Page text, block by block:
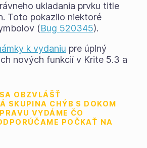
ukladania prvku title
Toto pokazilo niektoré
(Bug 520345).
k vydaniu pre úplný
nových funkcií v Krite 5.3 a
OBZVLÁŠŤ
SKUPINA CHÝB S DOKOM
VYDÁME ČO
POČKAŤ NA